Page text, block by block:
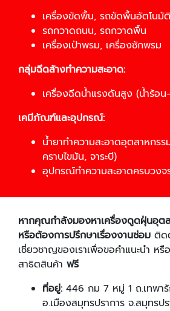
เครื่องขัดพื้น, รถขัดพื้นอัตโนมัติ
รถกวาดถนน, รถกวาดพื้น
เครื่องเป่าพรม, เครื่องซักพรม
กลุ่มฉีดล้างทำความสะอาด:
เครื่องฉีดน้ำแรงดันสูง (น้ำร้อน
เคมีภัณฑ์และอุปกรณ์:
น้ำยาทำความสะอาดอุตสาหกร
คราบไขมัน, จาระบี)
อุปกรณ์ทำความสะอาดครบวงจ
หากคุณกำลังมองหาเครื่องดูดฝุ่นอุ
หรือต้องการปรึกษาเรื่องงานซ่อม ติด
เชี่ยวชาญของเราเพื่อขอคำแนะนำ ห
สาธิตสินค้า ฟรี
ที่อยู่: 446 กม 7 หมู่ 1 ถ.เทพา
อ.เมืองสมุทรปราการ จ.สมุทรป